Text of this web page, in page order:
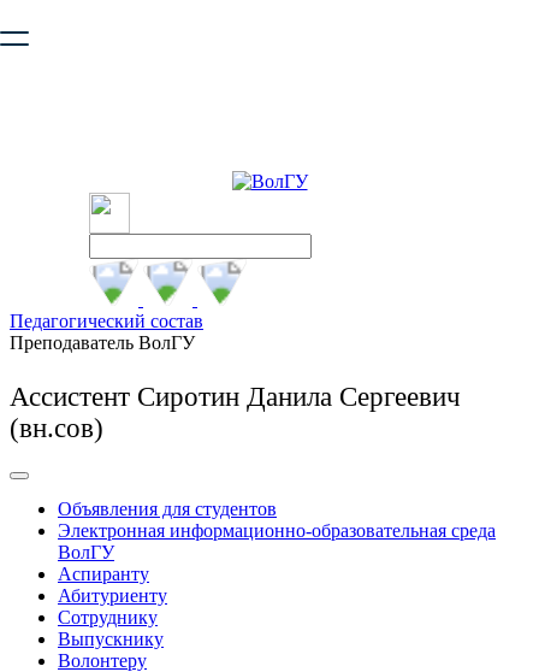
безопасную работу с сайтом. Пожалуйста
Педагогический состав
Преподаватель ВолГУ
Ассистент Сиротин Данила Сергеевич
(вн.сов)
Объявления для студентов
Электронная информационно-образовательная среда
ВолГУ
Аспиранту
Абитуриенту
Сотруднику
Выпускнику
Волонтеру